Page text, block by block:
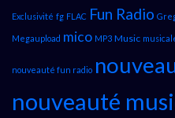
Exclusivité fg FLAC Fun Radio
Megaupload mico MP3 Music
nouveauté fun radio
nouveauté